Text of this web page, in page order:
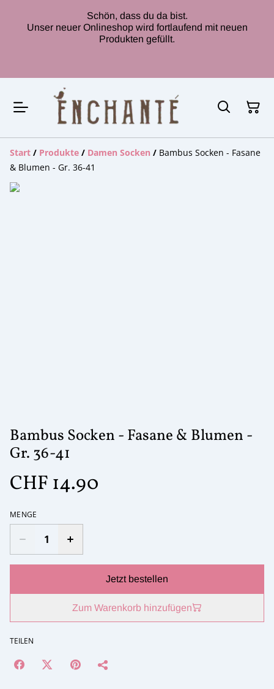
Schön, dass du da bist.
Unser neuer Onlineshop wird fortlaufend mit neuen
Produkten gefüllt.
Start / Produkte / Damen Socken / Bambus Socken - Fasane
& Blumen - Gr. 36-41
Bambus Socken - Fasane & Blumen -
Gr. 36-41
CHF 14.90
MENGE
Jetzt bestellen
Zum Warenkorb hinzufügen
TEILEN